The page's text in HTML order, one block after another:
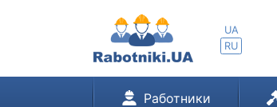
UA
RU
Работники